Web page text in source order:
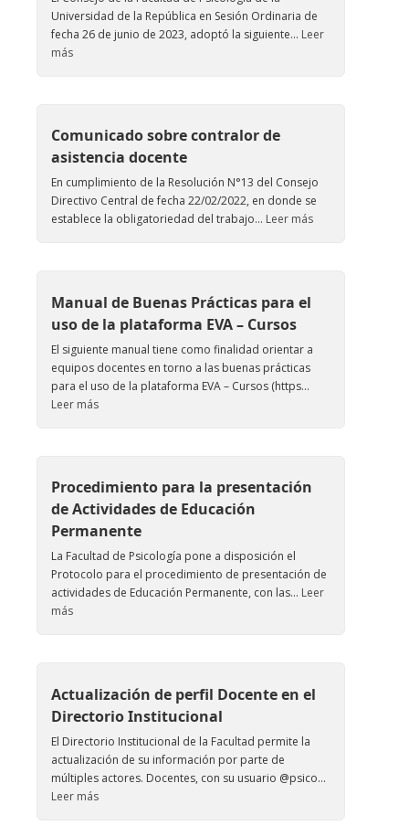
Universidad de la República en Sesión Ordinaria de
fecha 26 de junio de 2023, adoptó la siguiente... Leer
más
Comunicado sobre contralor de
asistencia docente
En cumplimiento de la Resolución N°13 del Consejo
Directivo Central de fecha 22/02/2022, en donde se
establece la obligatoriedad del trabajo... Leer más
Manual de Buenas Prácticas para el
uso de la plataforma EVA – Cursos
El siguiente manual tiene como finalidad orientar a
equipos docentes en torno a las buenas prácticas
para el uso de la plataforma EVA – Cursos (https...
Leer más
Procedimiento para la presentación
de Actividades de Educación
Permanente
La Facultad de Psicología pone a disposición el
Protocolo para el procedimiento de presentación de
actividades de Educación Permanente, con las... Leer
más
Actualización de perfil Docente en el
Directorio Institucional
El Directorio Institucional de la Facultad permite la
actualización de su información por parte de
múltiples actores. Docentes, con su usuario @psico...
Leer más